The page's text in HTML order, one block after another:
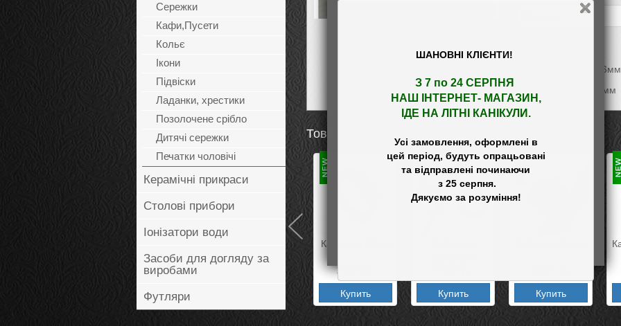
ШАНОВНІ КЛІЄНТИ!
З 7 по 24 СЕРПНЯ
НАШ
ІНТЕРНЕТ- МАГАЗИН ,
ІДЕ НА ЛІТНІ КАНІКУЛИ.
Усі замовлення, оформлені в
цей період, будуть опрацьовані
та відправлені починаючи
Сережки
Кафи,Пусети
Кольє
Ікони
Підвіски
Ладанки, хрестики
Позолочене срібло
Дитячі сережки
Печатки чоловічі
Керамічні прикраси
Столові прибори
Іонізатори води
Засоби для догляду за
виробами
Футляри
Ширина каблучки 6мм
Діаметр каменю 3мм
Товары в категории «Каблучки»
Каблучка Шейп
1 380
Купить Купить Купить